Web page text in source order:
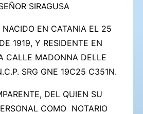
SIRAGUSA
NACIDO EN CATANIA EL 25
1919, Y RESIDENTE EN
CALLE MADONNA DELLE
SRG GNE 19C25 C351N.
DEL QUIEN SU
COMO NOTARIO